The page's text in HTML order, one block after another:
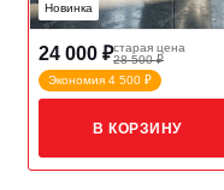
РАЗМЕРЫ
Габариты, мм
Новинка
24 000 ₽старая цена
28 500 ₽
Экономия 4 500 ₽
В КОРЗИНУ